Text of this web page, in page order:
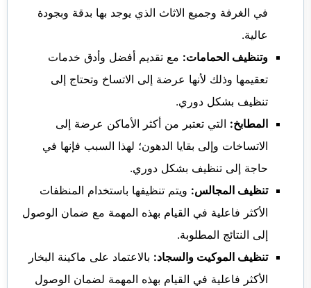
في الغرفة وجميع الاثاث الذي يوجد بها بدقة وبجودة
عالية.
وتنظيف الحمامات: مع تقديم أفضل وأدق خدمات
تعقيمها وذلك لأنها عرضة إلى الاتساخ وتحتاج إلى
تنظيف بشكل دوري.
المطابخ: التي تعتبر من أكثر الأماكن عرضة إلى
الاتساخات وإلى بقايا الدهون؛ لهذا السبب فإنها في
حاجة إلى تنظيف بشكل دوري.
تنظيف المجالس: ويتم تنظيفها باستخدام المنظفات
الأكثر فاعلية في القيام بهذه المهمة مع ضمان الوصول
إلى النتائج المطلوبة.
تنظيف الموكيت والسجاد: بالاعتماد على ماكينة البخار
الأكثر فاعلية في القيام بهذه المهمة لضمان الوصول